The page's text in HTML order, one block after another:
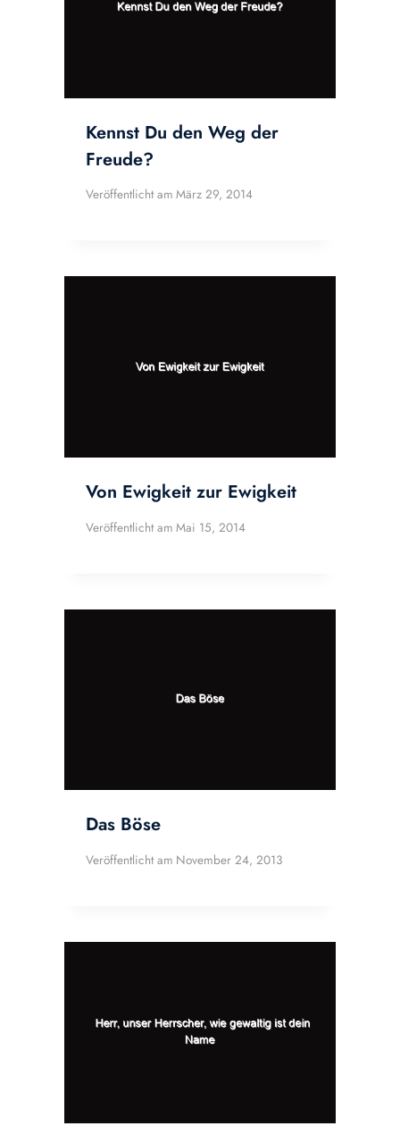
Kennst Du den Weg der
Freude?
Veröffentlicht am März 29, 2014
Von Ewigkeit zur Ewigkeit
Veröffentlicht am Mai 15, 2014
Das Böse
Veröffentlicht am November 24, 2013